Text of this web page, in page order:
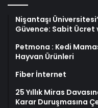
Nişantaşı
Güvence: Sabit Ücret
Petmona : Kedi
Hayvan Ürünleri
Fiber İnternet
25 Yıllık Miras
Karar Duruşmasına